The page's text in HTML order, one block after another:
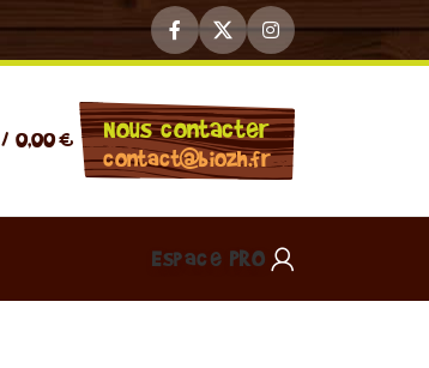
/ 0,00€ Nous contacter
contact@biozh.fr
Espace PRO